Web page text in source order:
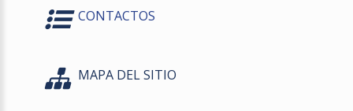
CONTACTOS
MAPA DEL SITIO